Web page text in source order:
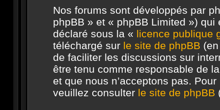
Nos forums sont développés par
phpBB » et « phpBB Limited »)
déclaré sous la « licence publique
téléchargé sur le site de phpBB
de faciliter les discussions sur
être tenu comme responsable de
et que nous n’acceptons pas.
veuillez consulter le site de phpBB